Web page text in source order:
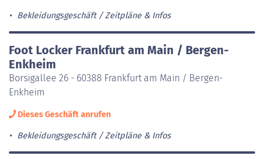
Bekleidungsgeschäft Zeitpläne & Infos
Foot Locker Frankfurt am Main / Bergen-
Enkheim
Borsigallee 26 - 60388 Frankfurt am Main / Bergen-
Enkheim
Dieses Geschäft anrufen
Bekleidungsgeschäft Zeitpläne & Infos